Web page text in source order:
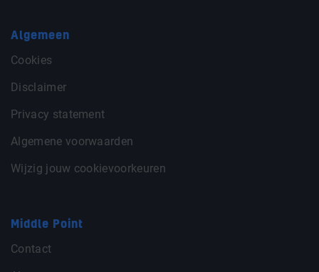
Algemeen
Cookies
Disclaimer
Privacy statement
Algemene voorwaarden
Wijzig jouw cookievoorkeuren
Middle Point
Contact